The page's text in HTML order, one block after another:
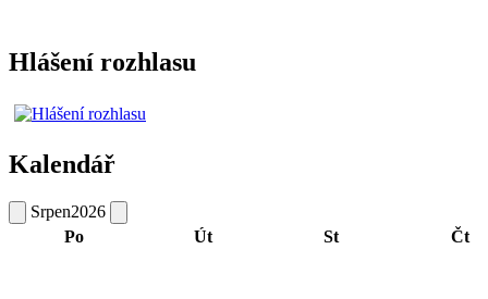
Hlášení rozhlasu
Kalendář
Srpen2026
Po
Út St Čt